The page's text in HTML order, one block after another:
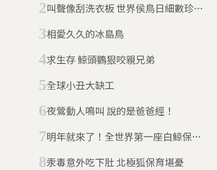
叫聲像刮洗衣板 世界侯鳥日細數珍奇
相愛久久的冰島鳥
求生存 鯨頭鸛狠咬親兄弟
全球小丑大缺工
夜鶯動人鳴叫 說的是爸爸經！
明年就來了！全世界第一座白鯨保護
汞毒意外吃下肚 北極狐保育堪憂